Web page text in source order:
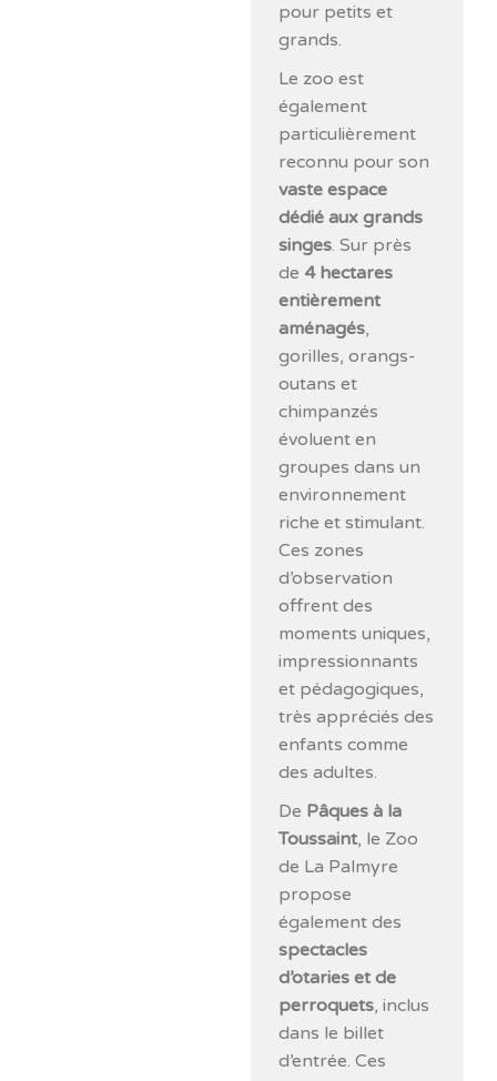
pour petits et
grands.
Le zoo est
également
particulièrement
reconnu pour son
vaste espace
dédié aux grands
singes. Sur près
de 4 hectares
entièrement
aménagés,
gorilles, orangs-
outans et
chimpanzés
évoluent en
groupes dans un
environnement
riche et stimulant.
Ces zones
d’observation
offrent des
moments uniques,
impressionnants
et pédagogiques,
très appréciés des
enfants comme
des adultes.
De Pâques à la
Toussaint, le Zoo
de La Palmyre
propose
également des
spectacles
d’otaries et de
perroquets, inclus
dans le billet
d’entrée. Ces